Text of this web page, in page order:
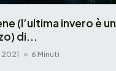
(l’ultima invero è un
di...
6 Minuti